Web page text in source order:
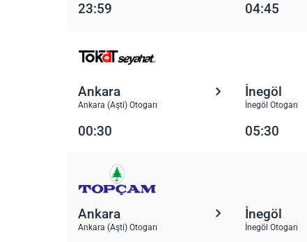
23:59 04:45
Ankara
Ankara (Aşti) Otogarı
İnegöl
İnegöl Otogarı
00:30 05:30
Ankara
Ankara (Aşti) Otogarı
İnegöl
İnegöl Otogarı